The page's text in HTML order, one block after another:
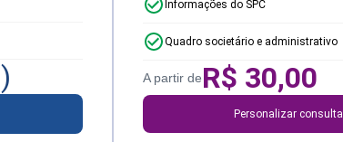
)
Informações do SPC
Quadro societário e administrativo
A partir deR$ 30,00
Personalizar consulta